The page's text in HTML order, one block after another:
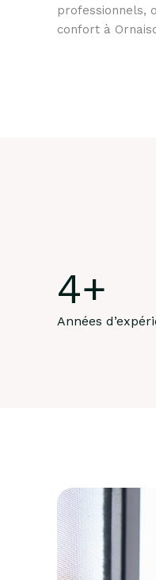
professionnels,
confort à
4+
Années